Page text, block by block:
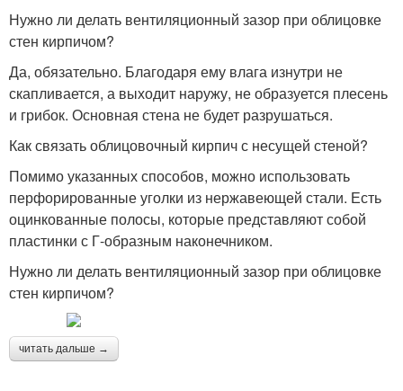
Нужно ли делать вентиляционный зазор при облицовке
стен кирпичом?
Да, обязательно. Благодаря ему влага изнутри не
скапливается, а выходит наружу, не образуется плесень
и грибок. Основная стена не будет разрушаться.
Как связать облицовочный кирпич с несущей стеной?
Помимо указанных способов, можно использовать
перфорированные уголки из нержавеющей стали. Есть
оцинкованные полосы, которые представляют собой
пластинки с Г-образным наконечником.
Нужно ли делать вентиляционный зазор при облицовке
стен кирпичом?
читать дальше →